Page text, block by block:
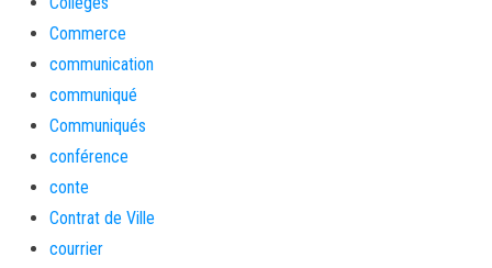
Commerce
communication
communiqué
Communiqués
conférence
conte
Contrat de Ville
courrier